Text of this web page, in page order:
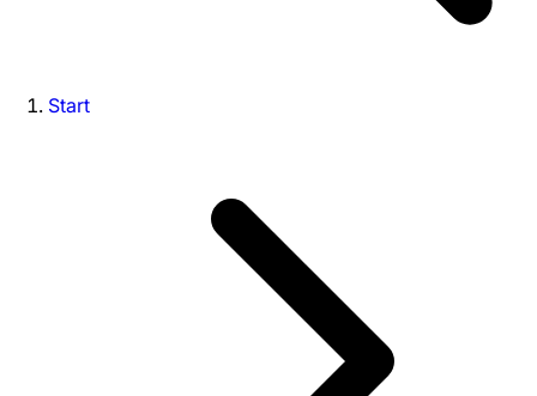
Start